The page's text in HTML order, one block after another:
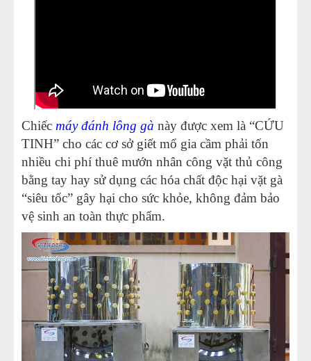
Chiếc máy đánh lông gà này được xem là “CỨU
TINH” cho các cơ sở giết mổ gia cầm phải tốn
nhiều chi phí thuê mướn nhân công vặt thủ công
bằng tay hay sử dụng các hóa chất độc hại vặt gà
“siêu tốc” gây hại cho sức khỏe, không đảm bảo
vệ sinh an toàn thực phẩm.